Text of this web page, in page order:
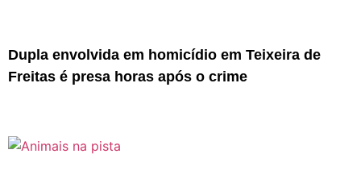
Dupla envolvida em homicídio em Teixeira de
Freitas é presa horas após o crime